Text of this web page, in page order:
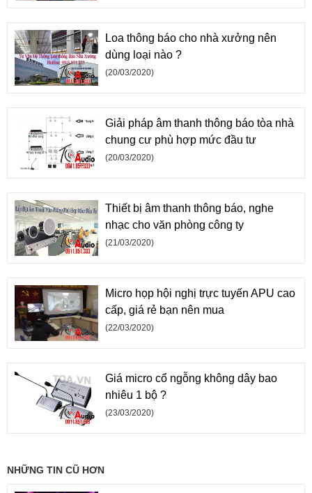
Loa thông báo cho nhà xưởng nên
dùng loại nào ?
(20/03/2020)
Giải pháp âm thanh thông báo tòa nhà
chung cư phù hợp mức đầu tư
(20/03/2020)
Thiết bị âm thanh thông báo, nghe
nhạc cho văn phòng công ty
(21/03/2020)
Micro họp hội nghị trực tuyến APU cao
cấp, giá rẻ bạn nên mua
(22/03/2020)
Giá micro cổ ngỗng không dây bao
nhiêu 1 bộ ?
(23/03/2020)
NHỮNG TIN CŨ HƠN